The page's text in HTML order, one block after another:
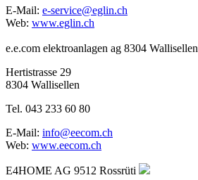
E-Mail: e-service@eglin.ch
Web: www.eglin.ch
e.e.com elektroanlagen ag 8304 Wallisellen
Hertistrasse 29
8304 Wallisellen
Tel. 043 233 60 80
E-Mail: info@eecom.ch
Web: www.eecom.ch
E4HOME AG 9512 Rossrüti